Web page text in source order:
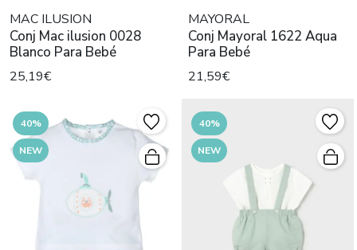
MAC ILUSION
Conj Mac ilusion 0028
Blanco Para Bebé
25,19€
MAYORAL
Conj Mayoral 1622 Aqua
Para Bebé
21,59€
40%
NEW
40%
NEW